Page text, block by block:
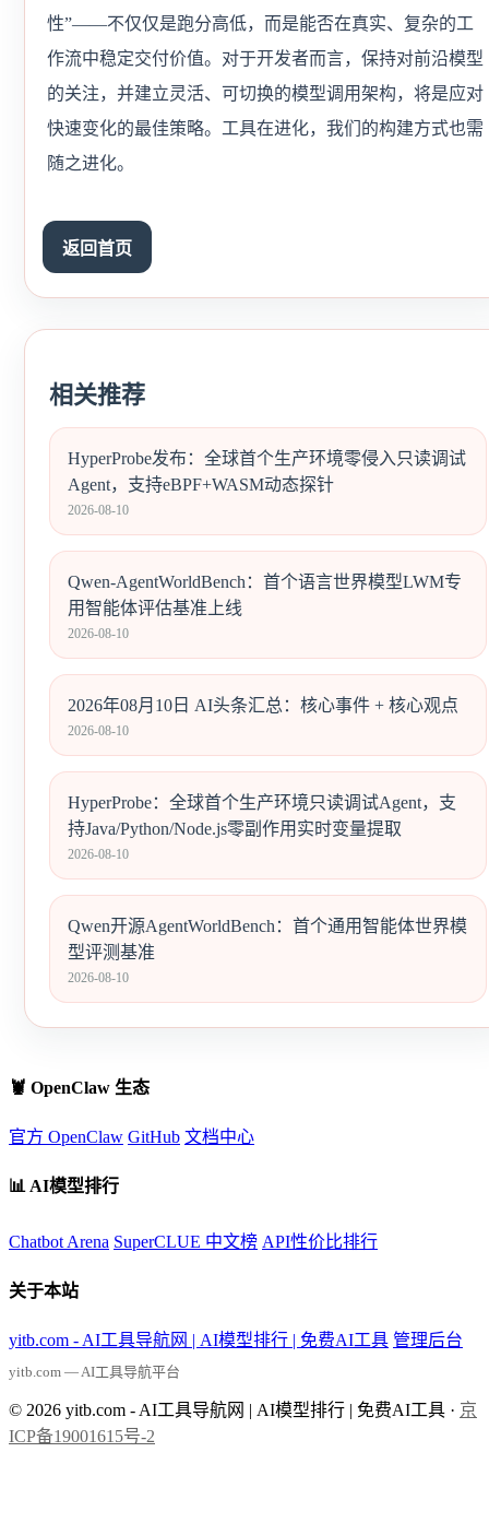
性”——不仅仅是跑分高低，而是能否在真实、复杂的工
作流中稳定交付价值。对于开发者而言，保持对前沿模型
的关注，并建立灵活、可切换的模型调用架构，将是应对
快速变化的最佳策略。工具在进化，我们的构建方式也需
随之进化。
返回首页
相关推荐
HyperProbe发布：全球首个生产环境零侵入只读调试
Agent，支持eBPF+WASM动态探针
2026-08-10
Qwen-AgentWorldBench：首个语言世界模型LWM专
用智能体评估基准上线
2026-08-10
2026年08月10日 AI头条汇总：核心事件 + 核心观点
2026-08-10
HyperProbe：全球首个生产环境只读调试Agent，支
持Java/Python/Node.js零副作用实时变量提取
2026-08-10
Qwen开源AgentWorldBench：首个通用智能体世界模
型评测基准
2026-08-10
🦞 OpenClaw 生态
官方 OpenClaw GitHub 文档中心
📊 AI模型排行
Chatbot Arena SuperCLUE 中文榜 API性价比排行
关于本站
yitb.com - AI工具导航网 | AI模型排行 | 免费AI工具 管理后台
yitb.com — AI工具导航平台
© 2026 yitb.com - AI工具导航网 | AI模型排行 | 免费AI工具 · 京
ICP备19001615号-2